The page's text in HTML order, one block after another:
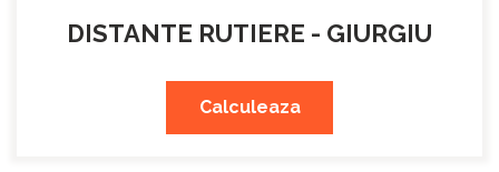
DISTANTE RUTIERE - GIURGIU
Calculeaza